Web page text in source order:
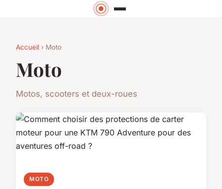
Accueil › Moto
Moto
Motos, scooters et deux-roues
MOTO